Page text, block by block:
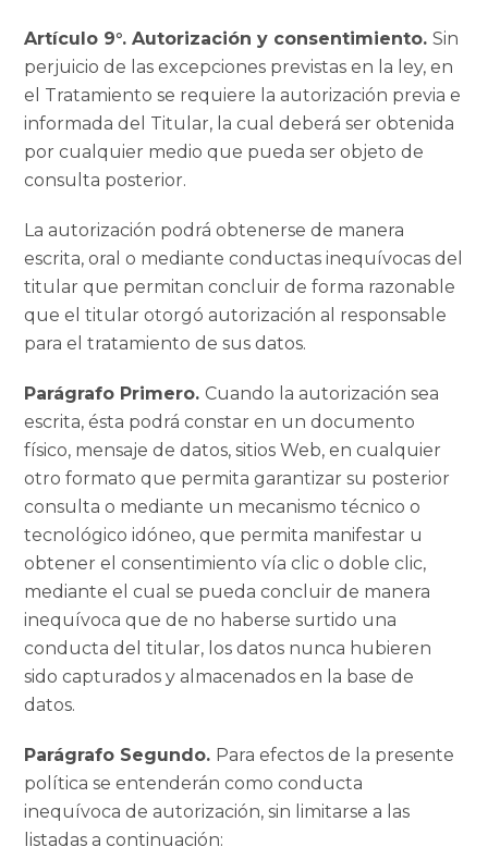
Artículo 9°. Autorización y consentimiento.Sin
perjuicio de las excepciones previstas en la ley, en
el Tratamiento se requiere la autorización previa e
informada del Titular, la cual deberá ser obtenida
por cualquier medio que pueda ser objeto de
consulta posterior.
La autorización podrá obtenerse de manera
escrita, oral o mediante conductas inequívocas del
titular que permitan concluir de forma razonable
que el titular otorgó autorización al responsable
para el tratamiento de sus datos.
Parágrafo Primero. Cuando la autorización sea
escrita, ésta podrá constar en un documento
físico, mensaje de datos, sitios Web, en cualquier
otro formato que permita garantizar su posterior
consulta o mediante un mecanismo técnico o
tecnológico idóneo, que permita manifestar u
obtener el consentimiento vía clic o doble clic,
mediante el cual se pueda concluir de manera
inequívoca que de no haberse surtido una
conducta del titular, los datos nunca hubieren
sido capturados y almacenados en la base de
datos.
Parágrafo Segundo. Para efectos de la presente
política se entenderán como conducta
inequívoca de autorización, sin limitarse a las
listadas a continuación: